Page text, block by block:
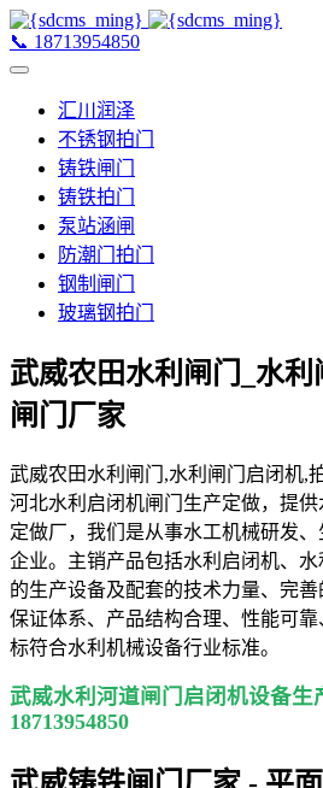
📞 18713954850
汇川润泽
不锈钢拍门
铸铁闸门
铸铁拍门
泵站涵闸
防潮门拍门
钢制闸门
玻璃钢拍门
武威农田水利闸门_水利
闸门厂家
武威农田水利闸门,水利闸门启闭机,
河北水利启闭机闸门生产定做，提
定做厂，我们是从事水工机械研发
企业。主销产品包括水利启闭机、
的生产设备及配套的技术力量、完
保证体系、产品结构合理、性能可
标符合水利机械设备行业标准。
武威水利河道闸门启闭机设备生
18713954850